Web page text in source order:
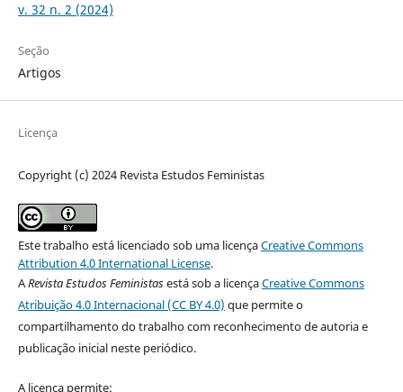
v. 32 n. 2 (2024)
Seção
Artigos
Licença
Copyright (c) 2024 Revista Estudos Feministas
Este trabalho está licenciado sob uma licençaCreative Commons
Attribution 4.0 International License.
ARevista Estudos Feministasestá sob a licençaCreative Commons
Atribuição 4.0 Internacional (CC BY 4.0) que permite o
compartilhamento do trabalho com reconhecimento de autoria e
publicação inicial neste periódico.
A licença permite: